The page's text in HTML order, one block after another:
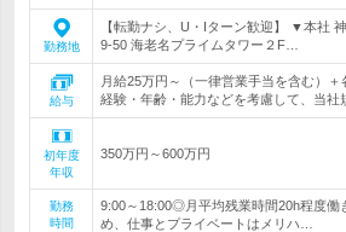
勤務地
【転勤ナシ、U・Iターン歓迎】 ▼本社
9-50 海老名プライムタワー２F…
給与
月給25万円～（一律営業手当を含む）
経験・年齢・能力などを考慮して、当社
初年度
年収
350万円～600万円
勤務
時間
9:00～18:00◎月平均残業時間20h程度働
め、仕事とプライベートはメリハ…